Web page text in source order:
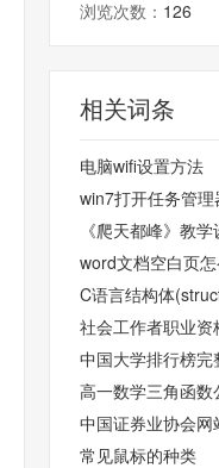
浏览次数： 126
相关词条
电脑wifi设置方法
win7打开任务管理
《爬天都峰》教
word文档空白页
C语言结构体
社会工作者职业资
中国大学排行榜完
高一数学三角函数
中国证券业协会网
常见鼠标的种类